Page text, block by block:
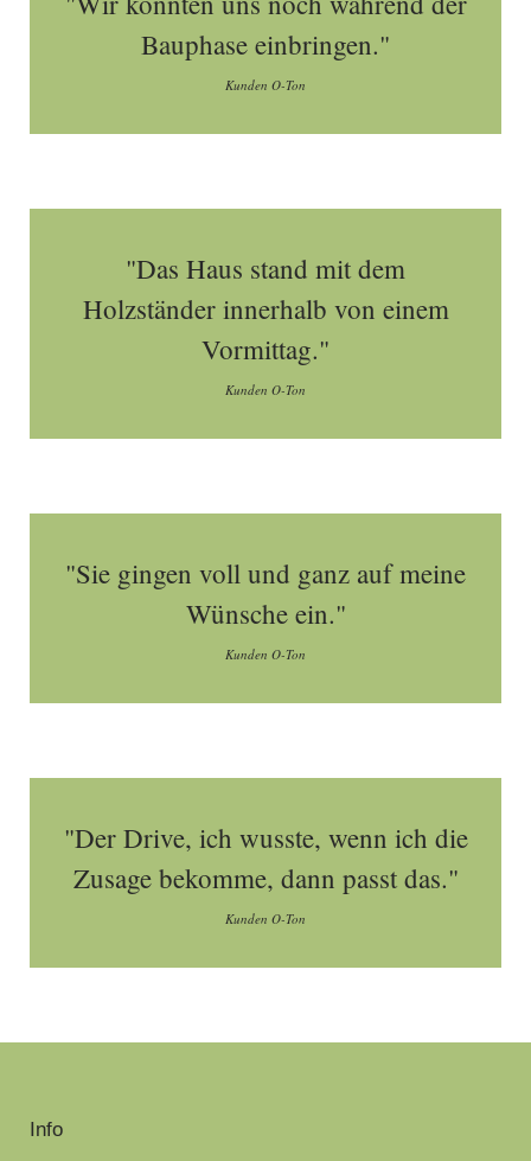
Bauphase einbringen."
Kunden O-Ton
"Das Haus stand mit dem
Holzständer innerhalb von einem
Vormittag."
Kunden O-Ton
"Sie gingen voll und ganz auf meine
Wünsche ein."
Kunden O-Ton
"Der Drive, ich wusste, wenn ich die
Zusage bekomme, dann passt das."
Kunden O-Ton
Info